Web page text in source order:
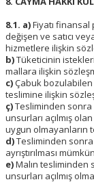
8.1. a)Fiyatı
değişen ve satıcı
hizmetlere ilişkin
b)Tüketicinin
mallara ilişkin
c)Çabuk
teslimine ilişkin
ç)Tesliminden
unsurları açılmış
uygun olmayanların
d)Tesliminden
ayrıştırılması
e)Malın tesliminden
unsurları açılmış